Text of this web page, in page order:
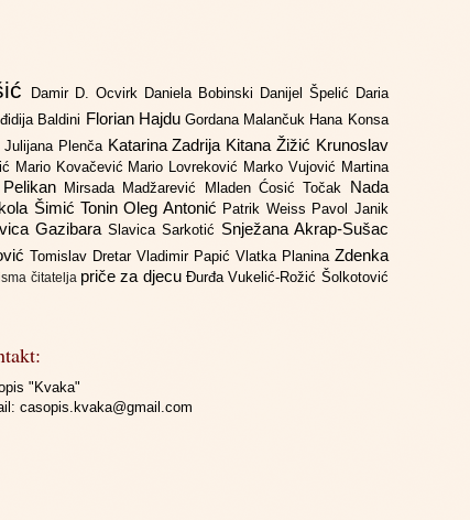
Damir D. Ocvirk Daniela Bobinski Danijel Špelić Daria
Baldini Florian Hajdu Gordana Malančuk Hana Konsa
Julijana Plenča Katarina Zadrija Kitana Žižić Krunoslav
Mario Kovačević Mario Lovreković Marko Vujović Martina
Mirsada Madžarević Mladen Ćosić Točak
Nada
Šimić ToninOleg Antonić Patrik Weiss Pavol Janik
GazibaraSlavica Sarkotić Snježana Akrap-Sušac
Tomislav Dretar Vladimir Papić Vlatka Planina Zdenka
čitatelja priče za djecu Đurđa Vukelić-Rožić Šolkotović
"Kvaka"
casopis.kvaka@gmail.com